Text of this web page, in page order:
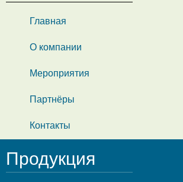
Главная
О компании
Мероприятия
Партнёры
Контакты
Продукция